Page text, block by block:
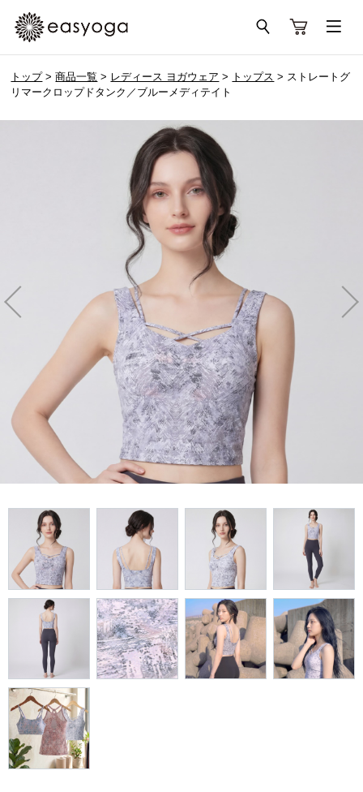
トップ>商品一覧 > レディース ヨガウェア > トップス > ストレートグ
リマークロップドタンク／ブルーメディテイト